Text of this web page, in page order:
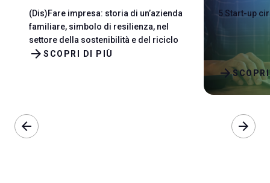
(Dis)Fare impresa: storia di un’azienda
familiare, simbolo di resilienza, nel
settore della sostenibilità e del riciclo
SCOPRI DI PIÙ
arrow_forward
5 Start-up
arrow_forward
arrow_back arrow_forward